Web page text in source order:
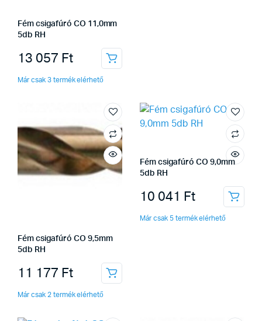
Fém csigafúró CO 11,0mm
5db RH
13 057 Ft
Már csak 3 termék elérhető
Fém csigafúró CO 9,5mm
5db RH
11 177 Ft
Már csak 2 termék elérhető
Fém csigafúró CO 9,0mm
5db RH
10 041 Ft
Már csak 5 termék elérhető